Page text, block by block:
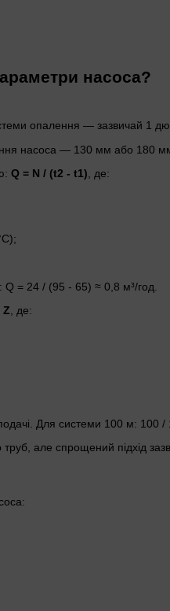
насоса?
опалення — зазвичай
насоса — 130 мм або 180
Q = N / (t2 - t1) , де:
Q = 24 / (95 - 65) ≈ 0,8 м³/год.
Z , де:
Для системи 100 м: 100 /
але спрощений підхід